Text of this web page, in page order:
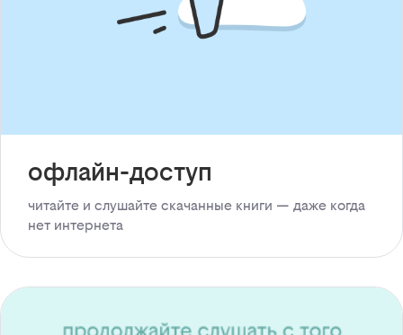
офлайн-доступ
читайте и слушайте скачанные книги — даже когда
нет интернета